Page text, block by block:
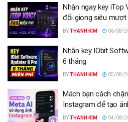
Nhận ngay key iTop
đổi giọng siêu mượt
BYTHANH KIM 06/08/
Nhận key IObit
6 tháng
BYTHANH KIM 05/08/
Mách bạn cách
Instagram để tạo
BYTHANH KIM 04/08/